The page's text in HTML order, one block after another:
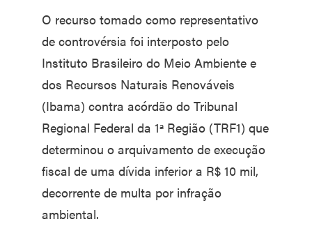
O recurso tomado como representativo
de controvérsia foi interposto pelo
Instituto Brasileiro do Meio Ambiente e
dos Recursos Naturais Renováveis
(Ibama) contra acórdão do Tribunal
Regional Federal da 1ª Região (TRF1) que
determinou o arquivamento de execução
fiscal de uma dívida inferior a R$ 10 mil,
decorrente de multa por infração
ambiental.